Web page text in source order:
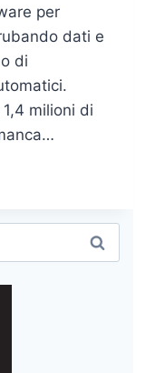
per
dati e
di
milioni di